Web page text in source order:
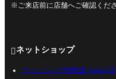
※ご来店前に店舗へご確認くださ
ネットショップ
フィッシング相模屋 Yahoo!店